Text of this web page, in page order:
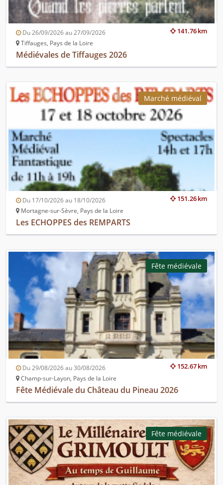
141.76 km
Du 26/09/2026 au 27/09/2026
Tiffauges, Pays de la Loire
Médiévales de Tiffauges 2026
Marché médiéval
151.26 km
Du 17/10/2026 au 18/10/2026
Mortagne-sur-Sèvre, Pays de la Loire
Les ECHOPPES des REMPARTS
Fête médiévale
152.67 km
Du 29/08/2026 au 30/08/2026
Champ-sur-Layon, Pays de la Loire
Fête Médiévale du Château du Pineau 2026
Fête médiévale